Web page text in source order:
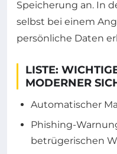
Speicherung an. In
selbst bei einem
persönliche Daten
LISTE:
MODERNER
Automatischer
Phishing-
betrügerischen